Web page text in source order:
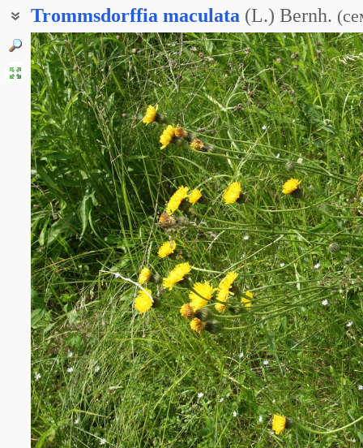
Trommsdorffia maculata (L.) Bernh. (
Прозанник крапчатый
Троммсдорфия пятнистая
Пазник крапчатый